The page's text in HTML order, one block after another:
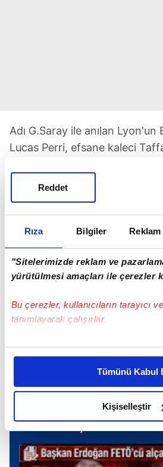
Rıza Bilgiler Reklam
"Sitelerimizde reklam ve
yürütülmesi amaçları ile çerezler
Bu çerezler, kullanıcıların tarayıcı
tanımlayarak çalışırlar.
Bu çerezlere izin vermeniz halinde
daha iyi reklam deneyimi
amacımızın size daha iyi bir
olduğunu ve sizlere en iyi içerikleri
elimizden gelen çabayı
reklamların maliyetlerimizi
kalemimiz olduğunu sizlere
Tümünü Kabul
Kişiselleştir
Reddet
Adı G.Saray ile anılan Lyon'un
Lucas Perri, efsane kaleci
Bilindiği gibi tecrübeli kalecinin
geçtiğimiz gün, İstanbul'a
sözleşmesi sezon sonu bitiyor.